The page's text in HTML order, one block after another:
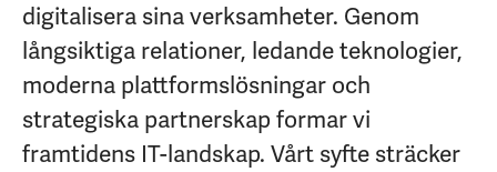
digitalisera sina verksamheter. Genom
långsiktiga relationer, ledande teknologier,
moderna plattformslösningar och
strategiska partnerskap formar vi
framtidens IT-landskap. Vårt syfte sträcker